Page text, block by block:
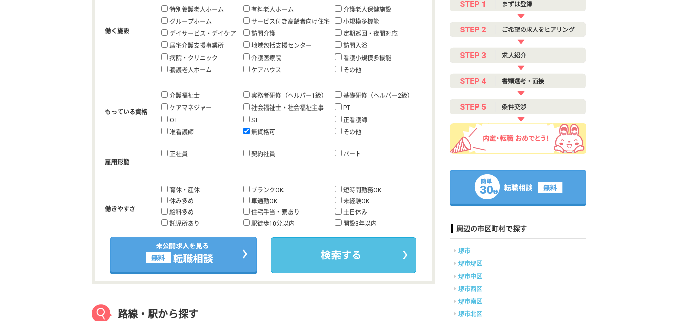
働く施設
特別養護老人ホーム 有料老人ホーム
介護老人保健施設
グループホーム
サービス付き高齢者向け住宅
小規模多機能
デイサービス・デイケア
訪問介護
定期巡回・夜間対応
居宅介護支援事業所
地域包括支援センター
訪問入浴
病院・クリニック
介護医療院
看護小規模多機能
養護老人ホーム
ケアハウス その他
もっている資格
介護福祉士 実務者研修（ヘルパー1級）
基礎研修（ヘルパー2級）
ケアマネジャー
社会福祉士・社会福祉主事
PT
OT
ST
正看護師
准看護師
無資格可 その他
雇用形態
正社員 契約社員 パート
働きやすさ
育休・産休 ブランクOK
短時間勤務OK
休み多め
車通勤OK
未経験OK
給料多め
住宅手当・寮あり
土日休み
託児所あり
駅徒歩10分以内 開設3年以内
路線・駅から探す
周辺の市区町村で探す
堺市
堺市堺区
堺市中区
堺市西区
堺市南区
堺市北区